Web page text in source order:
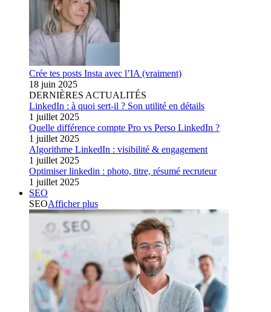
Crée tes posts Insta avec l’IA (vraiment)
18 juin 2025
DERNIÈRES ACTUALITÉS
LinkedIn : à quoi sert-il ? Son utilité en détails
1 juillet 2025
Quelle différence compte Pro vs Perso LinkedIn ?
1 juillet 2025
Algorithme LinkedIn : visibilité & engagement
1 juillet 2025
Optimiser linkedin : photo, titre, résumé recruteur
1 juillet 2025
SEO
SEOAfficher plus